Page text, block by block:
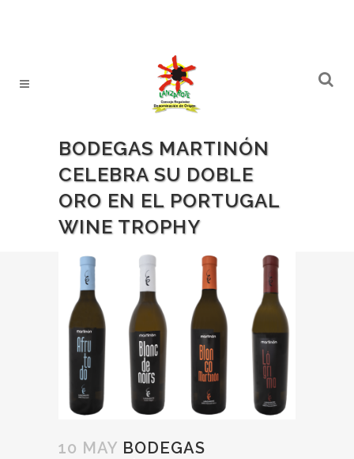
BODEGAS MARTINÓN
CELEBRA SU DOBLE
ORO EN EL PORTUGAL
WINE TROPHY
10 MAY BODEGAS